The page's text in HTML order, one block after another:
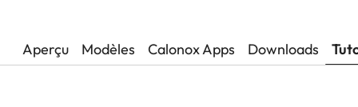
Aperçu Modèles Calonox Apps Downloads